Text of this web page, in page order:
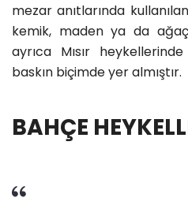
mezar anıtlarında
kemik, maden ya da
ayrıca Mısır
baskın biçimde yer almıştır.
BAHÇE